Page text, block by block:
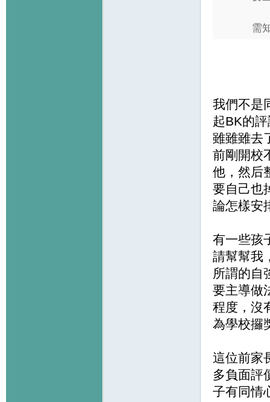
需
我們不是
起BK的
雖雖雖去
前剛開校
他，然后
要自己也
論怎樣安
有一些孩
請幫幫我
所謂的自
要主導做
程度，沒
為學校攞
這位前家
多負面評
子有同情